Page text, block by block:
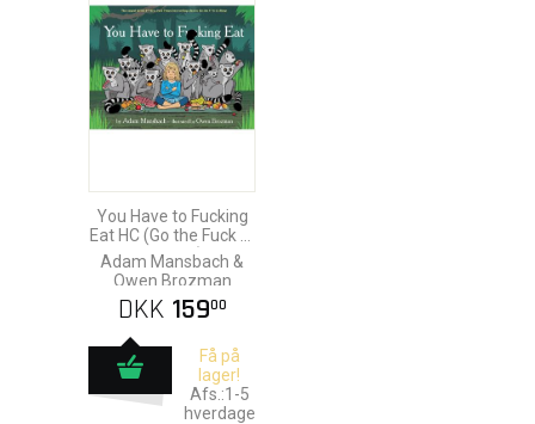
You Have to Fucking
Eat HC (Go the Fuck to
Sleep 2)
Adam Mansbach &
Owen Brozman
DKK 15900
Få på
lager!
Afs.:1-5
hverdage